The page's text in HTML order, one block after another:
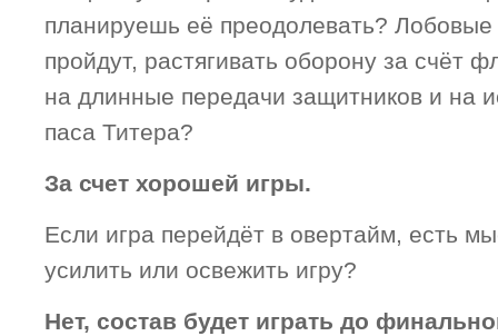
планируешь её преодолевать? Лобовые
пройдут, растягивать оборону за счёт
на длинные передачи защитников и на
паса Титера?
За счет хорошей игры.
Если игра перейдёт в овертайм, есть
усилить или освежить игру?
Нет, состав будет играть до